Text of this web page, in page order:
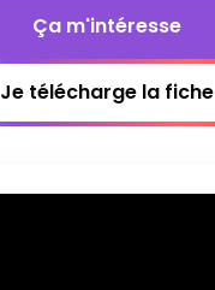
Ça m'intéresse
Je télécharge la fiche